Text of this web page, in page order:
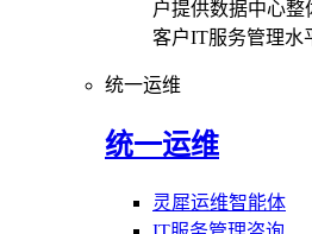
户提供数据中心
客户IT服务管理水
统一运维
统一运维
灵犀运维智能体